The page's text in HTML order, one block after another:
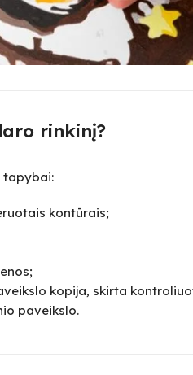
rinkinį?
tapybai:
kontūrais;
kopija, skirta
paveikslo.